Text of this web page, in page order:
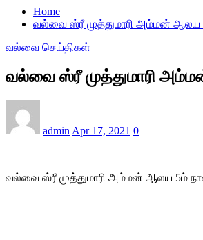
Home
வல்வை ஸ்ரீ முத்துமாரி அம்மன் ஆலய 5ம்
வல்வை செய்திகள்
வல்வை ஸ்ரீ முத்துமாரி அம்மன்
admin Apr 17, 2021 0
வல்வை ஸ்ரீ முத்துமாரி அம்மன் ஆலய 5ம் நாள்